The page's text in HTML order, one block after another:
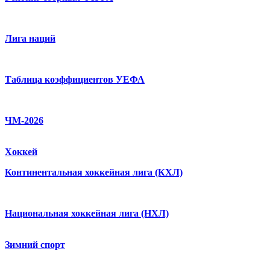
Лига наций
Таблица коэффициентов УЕФА
ЧМ-2026
Хоккей
Континентальная хоккейная лига (КХЛ)
Национальная хоккейная лига (НХЛ)
Зимний спорт